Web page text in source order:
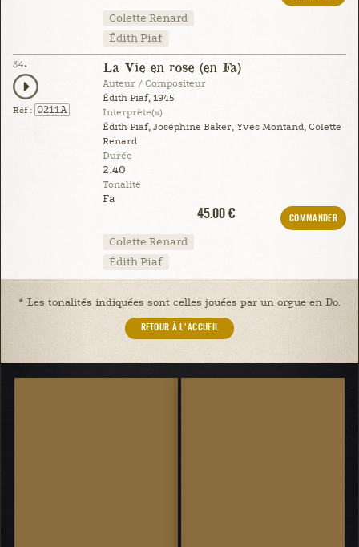
Colette Renard
Édith Piaf
34.
Réf : 0211A
La Vie en rose (en Fa)
Auteur / Compositeur
Édith Piaf, 1945
Interprète(s)
Édith Piaf, Joséphine Baker, Yves Montand, Colette
Renard
Durée
2:40
Tonalité
Fa
45.00 €
COMMANDER
Colette Renard
Édith Piaf
* Les tonalités indiquées sont celles jouées par un orgue en Do.
RETOUR À L'ACCUEIL